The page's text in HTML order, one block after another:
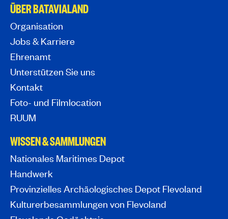
ÜBER BATAVIALAND
Organisation
Jobs & Karriere
Ehrenamt
Unterstützen Sie uns
Kontakt
Foto- und Filmlocation
RUUM
WISSEN & SAMMLUNGEN
Nationales Maritimes Depot
Handwerk
Provinzielles Archäologisches Depot Flevoland
Kulturerbesammlungen von Flevoland